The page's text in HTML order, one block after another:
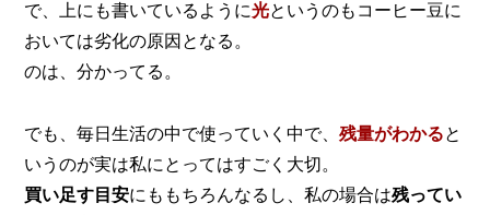
で、上にも書いているように光というのもコーヒー豆に
おいては劣化の原因となる。
のは、分かってる。
でも、毎日生活の中で使っていく中で、 残量がわかると
いうのが実は私にとってはすごく大切。
買い足す目安にももちろんなるし、 私の場合は残ってい